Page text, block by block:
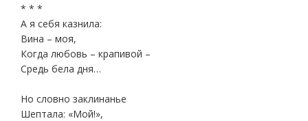
* * *
А я себя казнила:
Вина – моя,
Когда любовь – крапивой –
Средь бела дня…
Но словно заклинанье
Шептала: «Мой!»,